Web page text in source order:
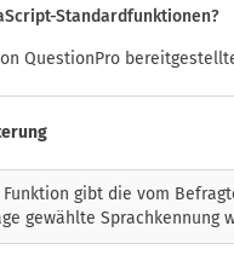
Standardfunktionen?
QuestionPro
Funktion gibt die vom
gewählte Sprachkennung